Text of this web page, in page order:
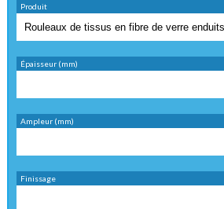
Produit
Épaisseur (mm)
Ampleur (mm)
Finissage